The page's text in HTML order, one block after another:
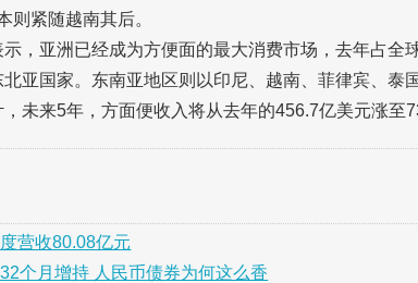
则紧随越南其后。
，亚洲已经成为方便面的最大消费市场，去年占全
亚国家。东南亚地区则以印尼、越南、菲律宾、泰
未来5年，方面便收入将从去年的456.7亿美元涨至
营收80.08亿元
个月增持 人民币债券为何这么香